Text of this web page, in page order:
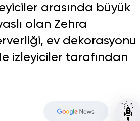
arasında büyük
olan Zehra
ev dekorasyonu
izleyiciler tarafından